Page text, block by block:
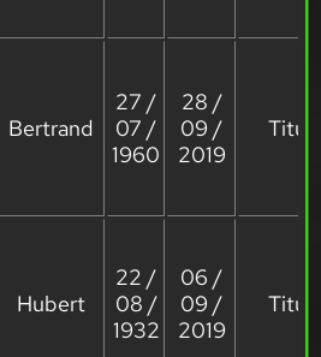
Bertrand
27 /
07 /
1960
28 /
09 /
2019
Hubert
22 /
08 /
1932
06 /
09 /
2019